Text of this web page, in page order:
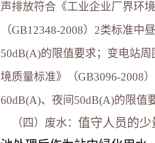
声排放符合《工业企业厂界环
（GB12348-2008）2类标准中
50dB(A)的限值要求；变电站
境质量标准》（GB3096-2008
60dB(A)、夜间50dB(A)的限值
（四）废水： 值守人员的